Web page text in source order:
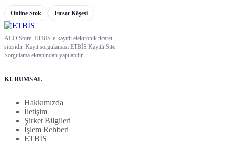
Online Stok Fırsat Köşesi
ACD Store, ETBİS’e kayıtlı elektronik ticaret
sitesidir. Kayıt sorgulaması ETBİS Kayıtlı Site
Sorgulama ekranından yapılabilir.
KURUMSAL
Hakkımızda
İletişim
Şirket Bilgileri
İşlem Rehberi
ETBİS